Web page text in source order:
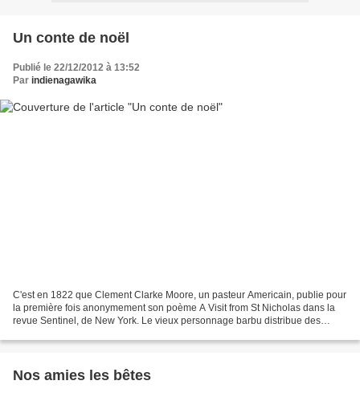
Un conte de noël
Publié le 22/12/2012 à 13:52
Par indienagawika
C'est en 1822 que Clement Clarke Moore, un pasteur Americain, publie pour
la première fois anonymement son poème A Visit from St Nicholas dans la
revue Sentinel, de New York. Le vieux personnage barbu distribue des
Nos amies les bêtes